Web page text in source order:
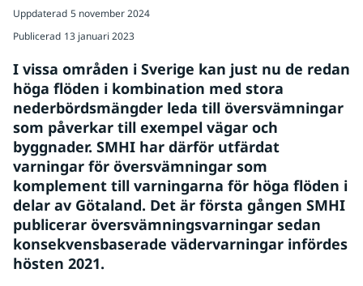
Uppdaterad 5 november 2024
Publicerad 13 januari 2023
I vissa områden i Sverige kan just nu de redan
höga flöden i kombination med stora
nederbördsmängder leda till översvämningar
som påverkar till exempel vägar och
byggnader. SMHI har därför utfärdat
varningar för översvämningar som
komplement till varningarna för höga flöden i
delar av Götaland. Det är första gången SMHI
publicerar översvämningsvarningar sedan
konsekvensbaserade vädervarningar infördes
hösten 2021.